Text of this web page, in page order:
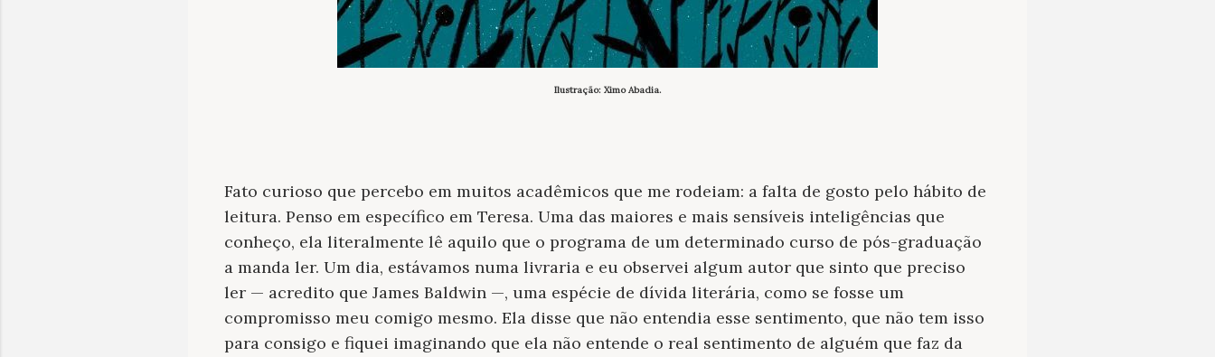
Ilustração: Ximo Abadia.
Fato curioso que percebo em muitos acadêmicos que me rodeiam: a falta de gosto pelo hábito de
leitura. Penso em específico em Teresa. Uma das maiores e mais sensíveis inteligências que
conheço, ela literalmente lê aquilo que o programa de um determinado curso de pós-graduação
a manda ler. Um dia, estávamos numa livraria e eu observei algum autor que sinto que preciso
ler — acredito que James Baldwin —, uma espécie de dívida literária, como se fosse um
compromisso meu comigo mesmo. Ela disse que não entendia esse sentimento, que não tem isso
para consigo e fiquei imaginando que ela não entende o real sentimento de alguém que faz da